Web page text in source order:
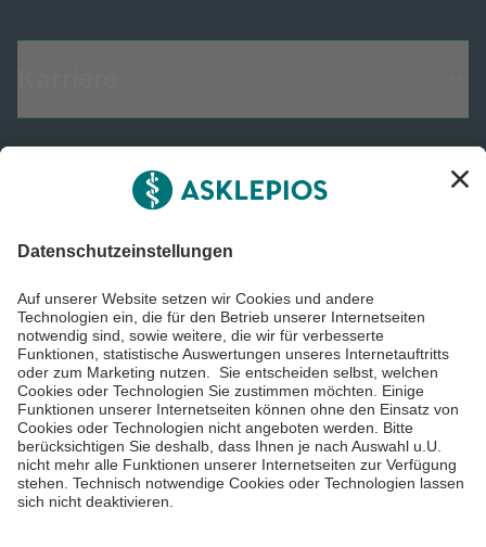
Informiert bleiben
Impressum
Datenschutzinformationen
Barrierefreiheit